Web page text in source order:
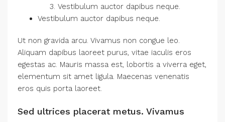
Vestibulum auctor dapibus neque.
Vestibulum auctor dapibus neque.
Ut non gravida arcu. Vivamus non congue leo.
Aliquam dapibus laoreet purus, vitae iaculis eros
egestas ac. Mauris massa est, lobortis a viverra eget,
elementum sit amet ligula. Maecenas venenatis
eros quis porta laoreet.
Sed ultrices placerat metus. Vivamus